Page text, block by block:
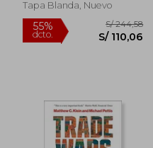
Tapa Blanda, Nuevo